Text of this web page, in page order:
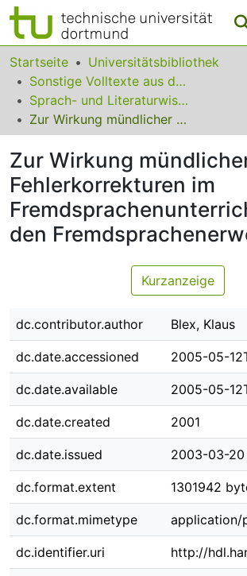
Bereiche & Sammlungen
Das gesamte Repositorium
Statistiken
FAQ
Leitlinien
Zurück zur Startseite
Startseite
Universitätsbibliothek
Sonstige Volltexte aus dem Bibliotheksangebot
Sprach- und Literaturwissenschaften
Zur Wirkung mündlicher Fehlerkorrekturen im Fremdsprachenunterricht auf den Fremdsprachenerwerb
Zur Wirkung
Fehlerkorrekturen im
den
Kurzanzeige
dc.contributor.author Blex, Klaus
dc.date.accessioned 2005-05-
dc.date.available 2005-05-
dc.date.created 2001
dc.date.issued 2003-03-20
dc.format.extent 1301942
dc.format.mimetype application/
dc.identifier.uri http://